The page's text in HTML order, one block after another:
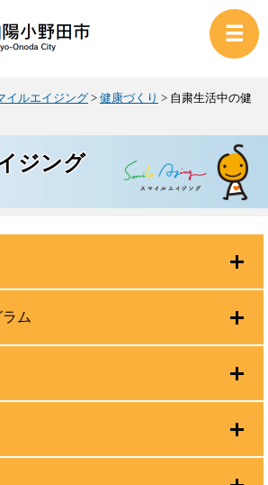
イルエイジング > 健康づくり > 自粛生活中の健
ジング
ム